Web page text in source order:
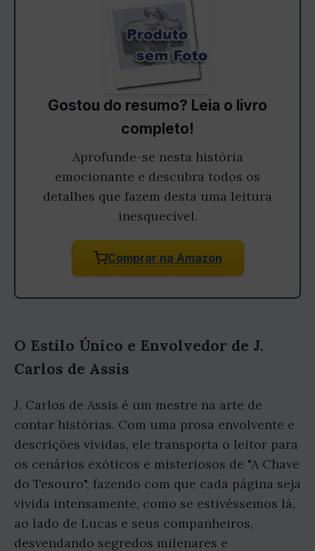
Gostou do resumo? Leia o livro
completo!
Aprofunde-se nesta história
emocionante e descubra todos os
detalhes que fazem desta uma leitura
inesquecível.
Comprar na Amazon
O Estilo Único e Envolvedor de J.
Carlos de Assis
J. Carlos de Assis é um mestre na arte de
contar histórias. Com uma prosa envolvente e
descrições vívidas, ele transporta o leitor para
os cenários exóticos e misteriosos de "A Chave
do Tesouro", fazendo com que cada página seja
vivida intensamente, como se estivéssemos lá,
ao lado de Lucas e seus companheiros,
desvendando segredos milenares e